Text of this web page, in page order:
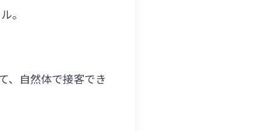
。
、自然体で接客でき